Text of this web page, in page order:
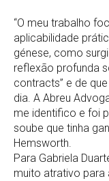
“O meu trabalho
aplicabilidade
génese, como
reflexão profunda
contracts” e de
dia. A Abreu
me identifico e foi
soube que tinha
Hemsworth.
Para Gabriela
muito atrativo para